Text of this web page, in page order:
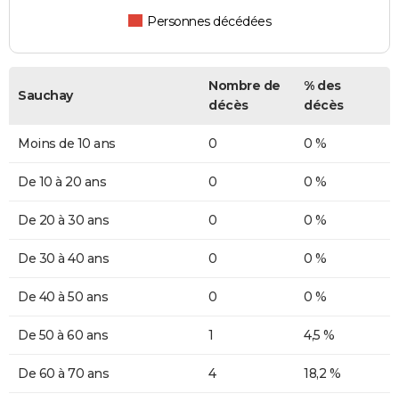
Personnes décédées
Sauchay
Nombre de
décès
% des
décès
Moins de 10 ans 0 0 %
De 10 à 20 ans 0 0 %
De 20 à 30 ans 0 0 %
De 30 à 40 ans 0 0 %
De 40 à 50 ans 0 0 %
De 50 à 60 ans 1 4,5 %
De 60 à 70 ans 4 18,2 %